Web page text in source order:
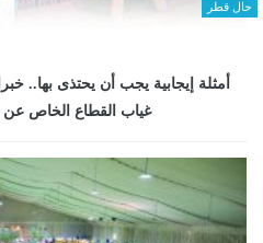
حال قطر
غياب القطاع الخاص عن